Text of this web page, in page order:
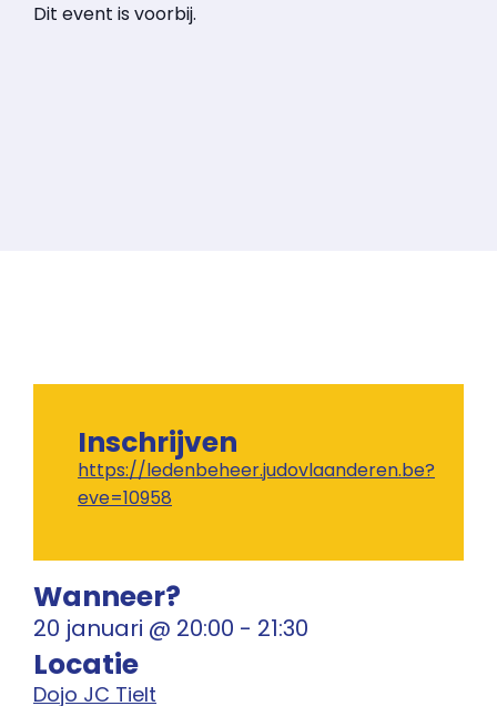
Dit event is voorbij.
Inschrijven
https://ledenbeheer.judovlaanderen.be?
eve=10958
Wanneer?
20 januari @ 20:00 - 21:30
Locatie
Dojo JC Tielt